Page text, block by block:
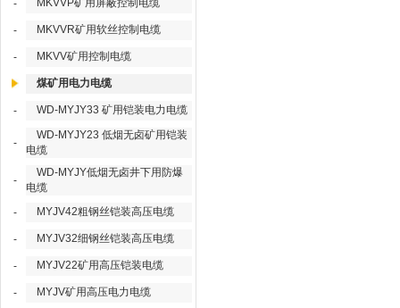
- MKVVP矿用屏蔽控制电缆
- MKVVR矿用软丝控制电缆
- MKVV矿用控制电缆
煤矿用电力电缆
- WD-MYJY33 矿用铠装电力电缆
-
WD-MYJY23 低烟无卤矿用铠装
电缆
-
WD-MYJY低烟无卤井下用防爆
电缆
-
MYJV42粗钢丝铠装高压电缆
- MYJV32细钢丝铠装高压电缆
- MYJV22矿用高压铠装电缆
- MYJV矿用高压电力电缆